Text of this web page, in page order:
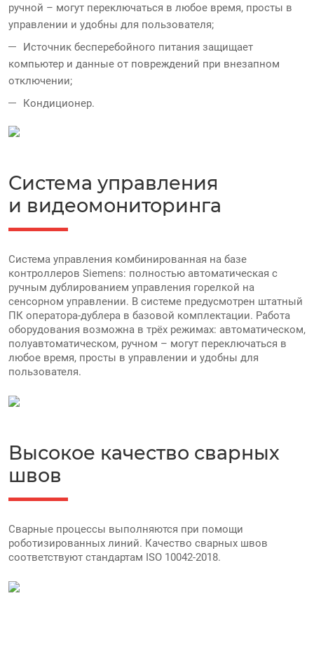
ручной – могут переключаться в любое время, просты в
управлении и удобны для пользователя;
Источник бесперебойного питания защищает
компьютер и данные от повреждений при внезапном
отключении;
Кондиционер.
Система управления
и видеомониторинга
Система управления комбинированная на базе
контроллеров Siemens: полностью автоматическая с
ручным дублированием управления горелкой на
сенсорном управлении. В системе предусмотрен штатный
ПК оператора-дублера в базовой комплектации. Работа
оборудования возможна в трёх режимах: автоматическом,
полуавтоматическом, ручном – могут переключаться в
любое время, просты в управлении и удобны для
пользователя.
Высокое качество сварных
швов
Сварные процессы выполняются при помощи
роботизированных линий. Качество сварных швов
соответствуют стандартам ISO 10042-2018.